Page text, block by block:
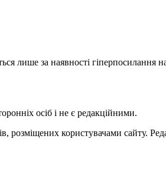
лише за наявності гіперпосилання
осіб і не є редакційними.
розміщених користувачами сайту.